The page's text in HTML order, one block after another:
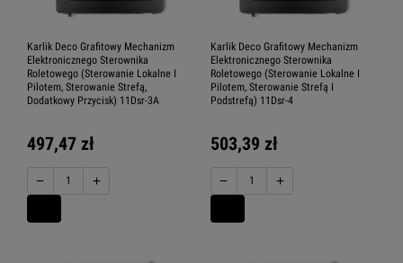
Karlik Deco Grafitowy Mechanizm
Elektronicznego Sterownika
Roletowego (Sterowanie Lokalne I
Pilotem, Sterowanie Strefą,
Dodatkowy Przycisk) 11Dsr-3A
497,47 zł
− +
Karlik Deco Grafitowy Mechanizm
Elektronicznego Sterownika
Roletowego (Sterowanie Lokalne I
Pilotem, Sterowanie Strefą I
Podstrefą) 11Dsr-4
503,39 zł
− +